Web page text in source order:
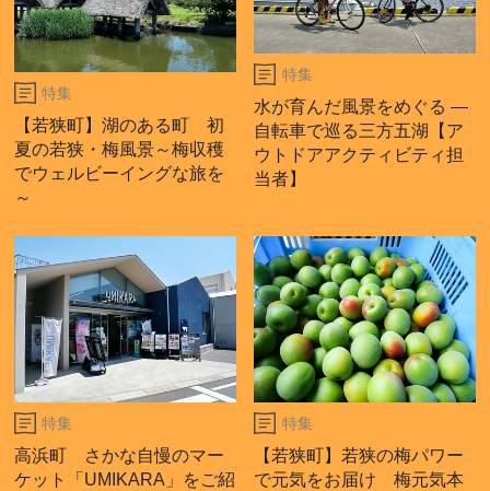
特集
【若狭町】湖のある町 初
夏の若狭・梅風景～梅収穫
でウェルビーイングな旅を
～
特集
水が育んだ風景をめぐる ―
自転車で巡る三方五湖【ア
ウトドアアクティビティ担
当者】
特集
高浜町 さかな自慢のマー
ケット「UMIKARA」をご紹
特集
【若狭町】若狭の梅パワー
で元気をお届け 梅元気本